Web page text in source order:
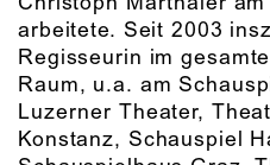
arbeitete. Seit 2003
Regisseurin im
Raum, u.a. am
Luzerner Theater,
Konstanz, Schauspiel